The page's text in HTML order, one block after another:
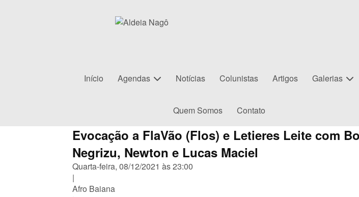
Início Agendas Notícias Colunistas Artigos Galerias
Quem Somos Contato
Evocação a FlaVão (Flos) e Letieres Leite com
Negrizu, Newton e Lucas Maciel
Quarta-feira, 08/12/2021 às 23:00
|
Afro Baiana